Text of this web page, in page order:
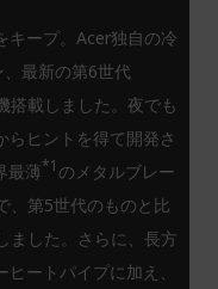
キープ。Acer独自の冷
最新の第6世代
載しました。夜でも
らヒントを得て開発さ
最薄*1 のメタルブレー
、第5世代のものと比
ました。さらに、長方
ートパイプに加え、